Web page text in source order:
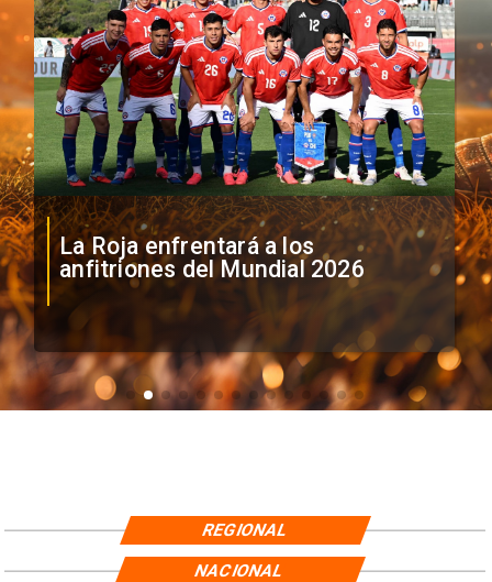
La Roja enfrentará a los
anfitriones del Mundial 2026
REGIONAL
NACIONAL